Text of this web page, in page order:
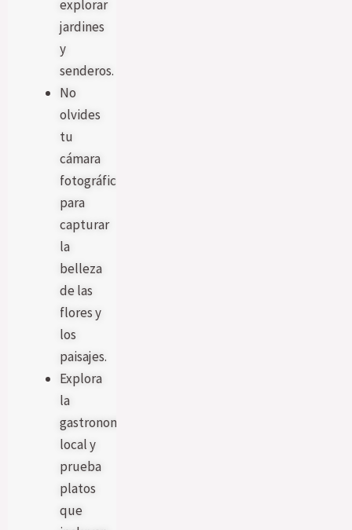
explorar
jardines
y
senderos.
No
olvides
tu
cámara
fotográfica
para
capturar
la
belleza
de las
flores y
los
paisajes.
Explora
la
gastronomía
local y
prueba
platos
que